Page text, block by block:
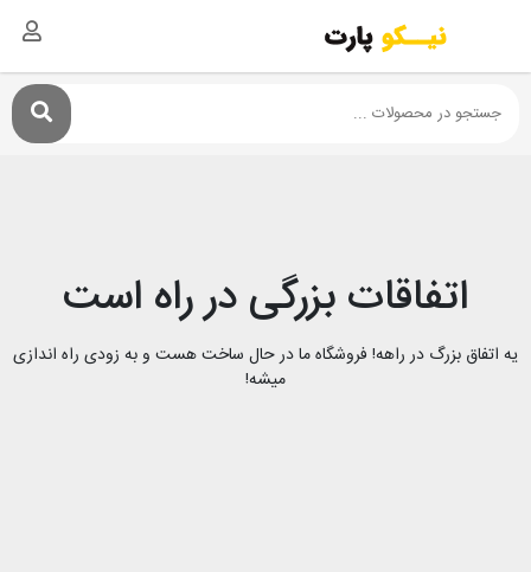
اتفاقات بزرگی در راه است
یه اتفاق بزرگ در راهه! فروشگاه ما در حال ساخت هست و به زودی راه اندازی
میشه!